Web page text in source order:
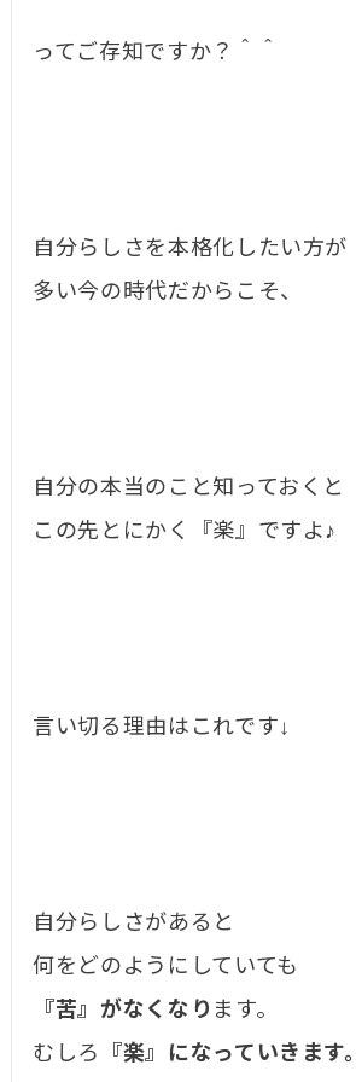
ってご存知ですか？＾＾
自分らしさを本格化したい方が
多い今の時代だからこそ、
自分の本当のこと知っておくと
この先とにかく『楽』ですよ♪
言い切る理由はこれです↓
自分らしさがあると
何をどのようにしていても
『苦』がなくなり ます。
むしろ
『楽』になっていきます。